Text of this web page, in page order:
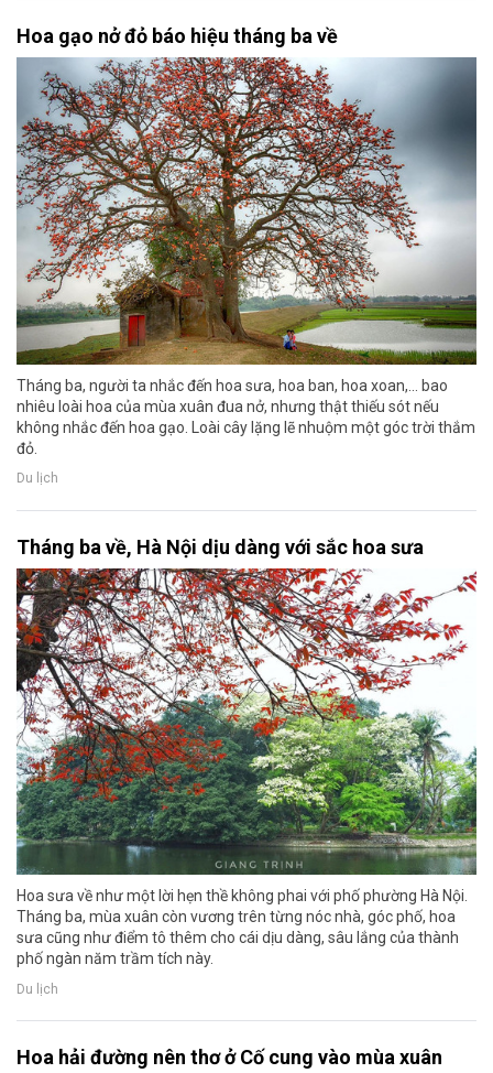
Hoa gạo nở đỏ báo hiệu tháng ba về
Tháng ba, người ta nhắc đến hoa sưa, hoa ban, hoa xoan,... bao
nhiêu loài hoa của mùa xuân đua nở, nhưng thật thiếu sót nếu
không nhắc đến hoa gạo. Loài cây lặng lẽ nhuộm một góc trời thắm
đỏ.
Du lịch
Tháng ba về, Hà Nội dịu dàng với sắc hoa sưa
Hoa sưa về như một lời hẹn thề không phai với phố phường Hà Nội.
Tháng ba, mùa xuân còn vương trên từng nóc nhà, góc phố, hoa
sưa cũng như điểm tô thêm cho cái dịu dàng, sâu lắng của thành
phố ngàn năm trầm tích này.
Du lịch
Hoa hải đường nên thơ ở Cố cung vào mùa xuân